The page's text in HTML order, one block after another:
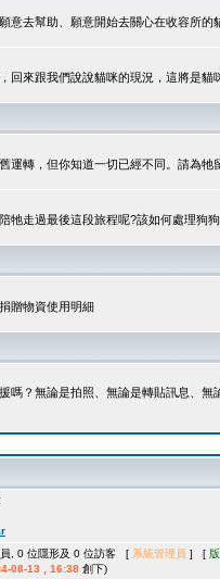
意去幫助、願意開始去關心在收容所的
回來跟我們說說貓咪的現況，這將是貓
運轉，但你知道一切已經不同。請為
牠走過最後這段旅程呢?該如何處理狗
贈物資使用明細
嗎？無論是拍照、無論是轉貼訊息、無
員, 0 位隱形及 0 位訪客 [ 系統管理員 ] [
08-13 , 16:38 創下)